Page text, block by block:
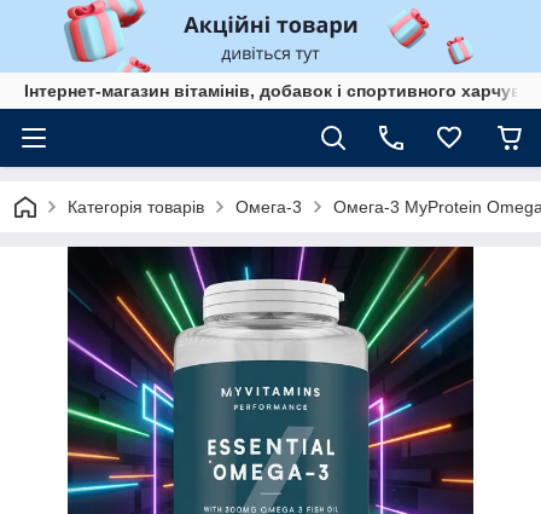
Інтернет-магазин вітамінів, добавок і спортивного
Категорія товарів Омега-3 Омега-3 MyProtein